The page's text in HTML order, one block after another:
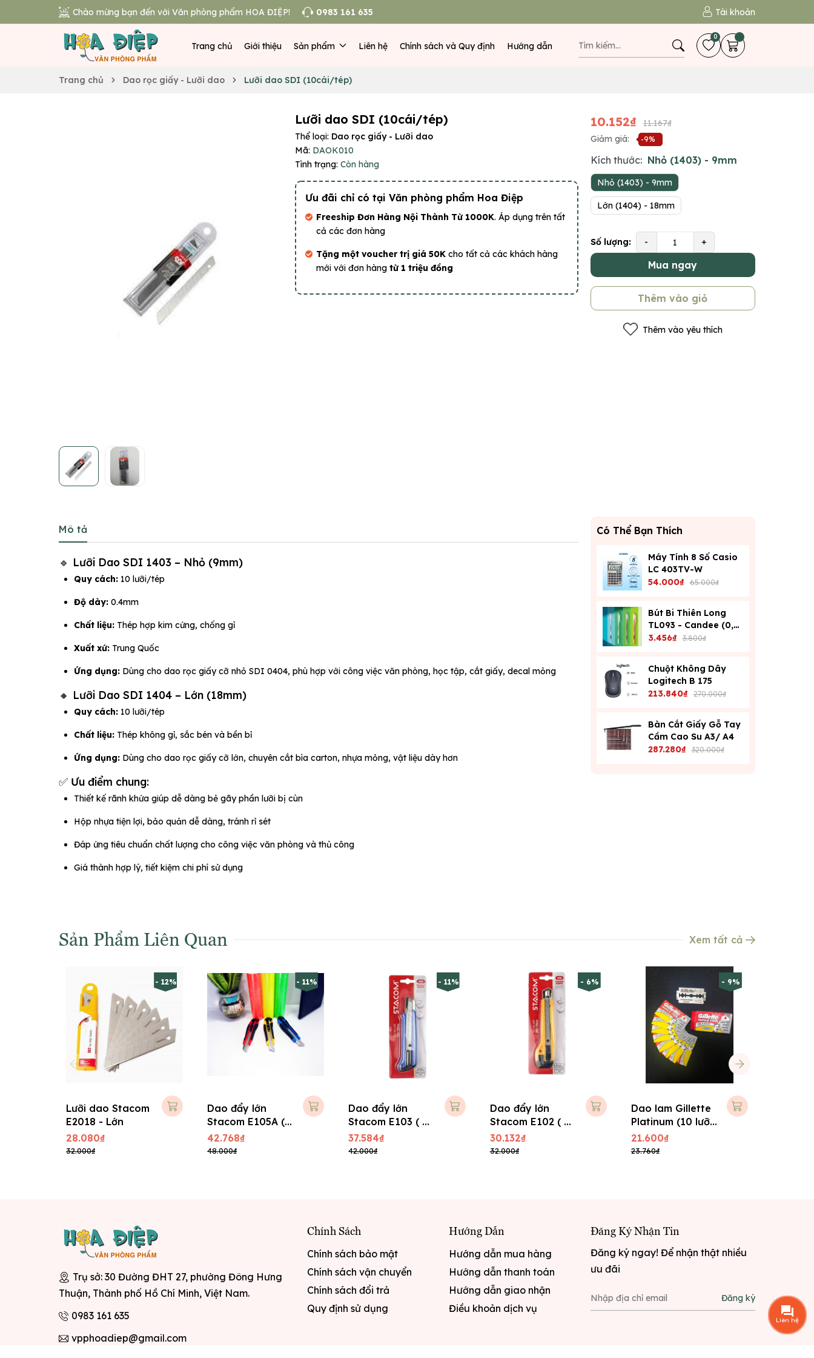
Chào mừng bạn đến với Văn phòng phẩm HOA ĐIỆP! 0983 161 635 Tài khoản
Trang chủ Giới thiệu Sản phẩm Liên hệ Chính sách và Quy định Hướng dẫn
0
Trang chủ Dao rọc giấy - Lưỡi dao Lưỡi dao SDI (10cái/tép)
Lưỡi dao SDI (10cái/tép)
Thể loại: Dao rọc giấy - Lưỡi dao
Mã: DAOK010
Tình trạng: Còn hàng
Ưu đãi chỉ có tại Văn phòng phẩm Hoa Điệp
Freeship Đơn Hàng Nội Thành Từ 1000K. Áp dụng trên tất
cả các đơn hàng
Tặng một voucher trị giá 50K cho tất cả các khách hàng
mới với đơn hàng từ 1 triệu đồng
10.152₫
11.167₫
Giảm giá:
-9%
Kích thước: Nhỏ (1403) - 9mm
Nhỏ (1403) - 9mm
Lớn (1404) - 18mm
Số lượng: - +
Mua ngay
Thêm vào giỏ
Thêm vào yêu thích
Có Thể Bạn Thích
Máy Tính 8 Số Casio
LC 403TV-W
54.000₫ 65.000₫
Bút Bi Thiên Long
TL093 - Candee (0,6
Mm) - Xanh
3.456₫ 3.800₫
Chuột Không Dây
Logitech B 175
213.840₫ 270.000₫
Bàn Cắt Giấy Gỗ Tay
Cầm Cao Su A3/ A4
287.280₫ 320.000₫
Mô tả
🔹 Lưỡi Dao SDI 1403 – Nhỏ (9mm)
Quy cách: 10 lưỡi/tép
Độ dày: 0.4mm
Chất liệu: Thép hợp kim cứng, chống gỉ
Xuất xứ: Trung Quốc
Ứng dụng: Dùng cho dao rọc giấy cỡ nhỏ SDI 0404, phù hợp với công việc văn phòng, học tập, cắt giấy, decal mỏng
🔸 Lưỡi Dao SDI 1404 – Lớn (18mm)
Quy cách: 10 lưỡi/tép
Chất liệu: Thép không gỉ, sắc bén và bền bỉ
Ứng dụng: Dùng cho dao rọc giấy cỡ lớn, chuyên cắt bìa carton, nhựa mỏng, vật liệu dày hơn
✅ Ưu điểm chung:
Thiết kế rãnh khứa giúp dễ dàng bẻ gãy phần lưỡi bị cùn
Hộp nhựa tiện lợi, bảo quản dễ dàng, tránh rỉ sét
Đáp ứng tiêu chuẩn chất lượng cho công việc văn phòng và thủ công
Giá thành hợp lý, tiết kiệm chi phí sử dụng
Sản Phẩm Liên Quan Xem tất cả
- 12%
Lưỡi dao Stacom
E2018 - Lớn
28.080₫
32.000₫
- 11%
Dao đẩy lớn
Stacom E105A ( +
01 lưỡi phụ )
42.768₫
48.000₫
- 11%
Dao đẩy lớn
Stacom E103 ( +
02 lưỡi phụ )
37.584₫
42.000₫
- 6%
Dao đẩy lớn
Stacom E102 ( +
02 lưỡi phụ )
30.132₫
32.000₫
- 9%
Dao lam Gillette
Platinum (10 lưỡi
+ KM 2)
21.600₫
23.760₫
Trụ sở: 30 Đường ĐHT 27, phường Đông Hưng
Thuận, Thành phố Hồ Chí Minh, Việt Nam.
0983 161 635
vpphoadiep@gmail.com
Chính Sách
Chính sách bảo mật
Chính sách vận chuyển
Chính sách đổi trả
Quy định sử dụng
Hướng Dẫn
Hướng dẫn mua hàng
Hướng dẫn thanh toán
Hướng dẫn giao nhận
Điều khoản dịch vụ
Đăng Ký Nhận Tin
Đăng ký ngay! Để nhận thật nhiều
ưu đãi
Đăng ký
Liên hệ